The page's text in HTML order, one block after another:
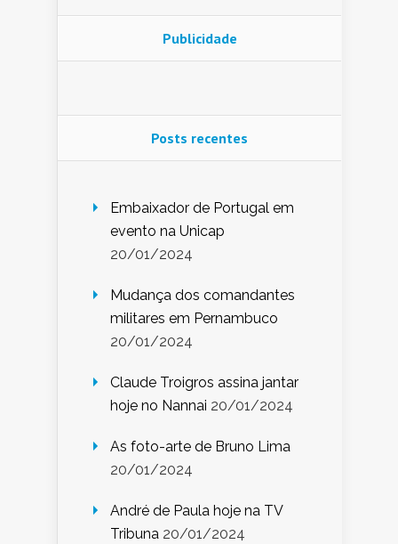
Publicidade
Posts recentes
Embaixador de Portugal em
evento na Unicap
20/01/2024
Mudança dos comandantes
militares em Pernambuco
20/01/2024
Claude Troigros assina jantar
hoje no Nannai 20/01/2024
As foto-arte de Bruno Lima
20/01/2024
André de Paula hoje na TV
Tribuna 20/01/2024